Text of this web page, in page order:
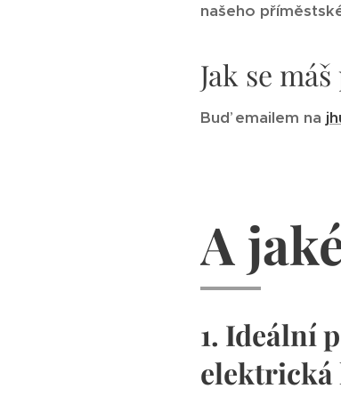
našeho
Jak se
Buď emailem na
A
1. Ideální
elektrická